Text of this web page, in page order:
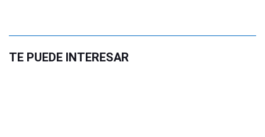
TE PUEDE INTERESAR